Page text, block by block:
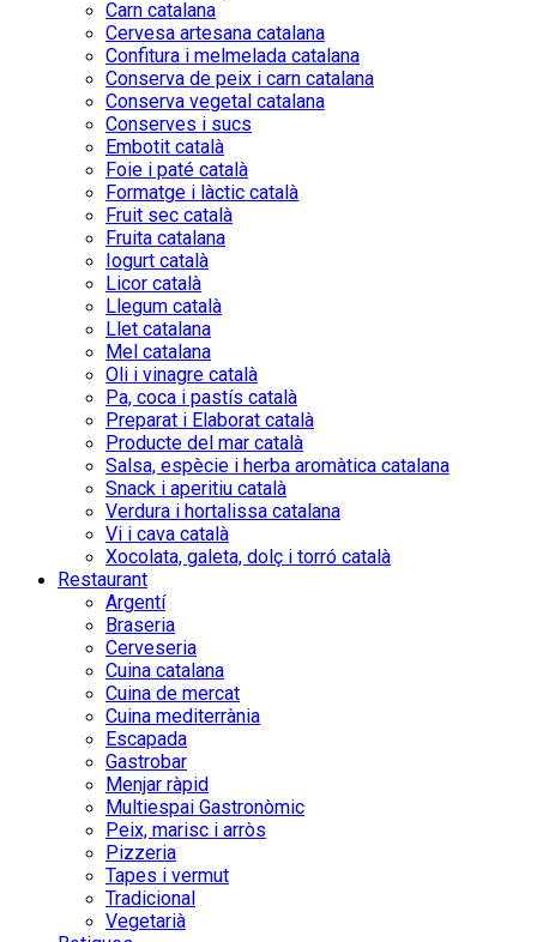
Carn catalana
Cervesa artesana catalana
Confitura i melmelada catalana
Conserva de peix i carn catalana
Conserva vegetal catalana
Conserves i sucs
Embotit català
Foie i paté català
Formatge i làctic català
Fruit sec català
Fruita catalana
Iogurt català
Licor català
Llegum català
Llet catalana
Mel catalana
Oli i vinagre català
Pa, coca i pastís català
Preparat i Elaborat català
Producte del mar català
Salsa, espècie i herba aromàtica catalana
Snack i aperitiu català
Verdura i hortalissa catalana
Vi i cava català
Xocolata, galeta, dolç i torró català
Restaurant
Argentí
Braseria
Cerveseria
Cuina catalana
Cuina de mercat
Cuina mediterrània
Escapada
Gastrobar
Menjar ràpid
Multiespai Gastronòmic
Peix, marisc i arròs
Pizzeria
Tapes i vermut
Tradicional
Vegetarià